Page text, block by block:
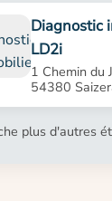
Diagnostic
LD2i
1 Chemin du
54380
plus d'autres